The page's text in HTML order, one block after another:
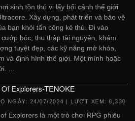
sinh tồn thú vị lấy bối cảnh thế giới
Xây dựng, phát triển và bảo vệ
bạn khỏi tấn công kẻ thù. Đi vào
bóc, thu thập tài nguyên, khám
tuyệt đẹp, các kỹ năng mở khóa,
và định hình thế giới. Một mình hoặc
...
Explorers-TENOKE
NGÀY: 24/07/2024 | LƯỢT XEM: 8,330
Explorers là một trò chơi RPG phiêu